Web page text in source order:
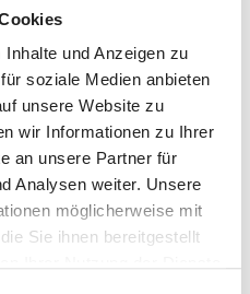
und Anzeigen zu
soziale Medien anbieten
unsere Website zu
wir Informationen zu Ihrer
an unsere Partner für
Analysen weiter. Unsere
möglicherweise mit
Sie ihnen bereitgestellt